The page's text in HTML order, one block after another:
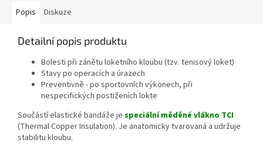
Popis Diskuze
Detailní popis produktu
Bolesti při zánětu loketního kloubu (tzv. tenisový loket)
Stavy po operacích a úrazech
Preventivně - po sportovních výkonech, při
nespecifických postiženích lokte
Součástí elastické bandáže je speciální měděné vlákno TCI
(Thermal Copper Insulation). Je anatomicky tvarovaná a udržuje
stabilitu kloubu.